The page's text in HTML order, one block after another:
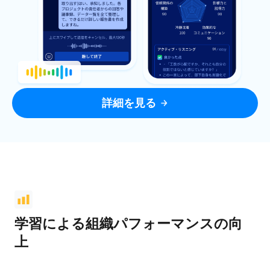
詳細を見る
学習による組織パフォーマンスの向
上